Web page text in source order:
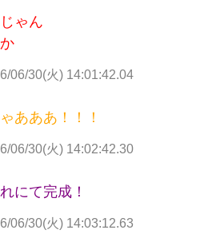
ゃん
06/30(火) 14:01:42.04
あああ！！！
06/30(火) 14:02:42.30
にて完成！
06/30(火) 14:03:12.63